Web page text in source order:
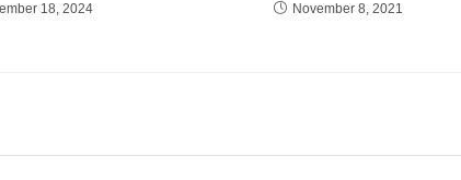
18, 2024 November 8, 2021